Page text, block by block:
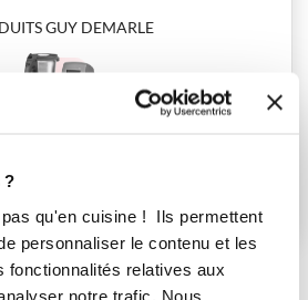
?
qu'en cuisine ! Ils permettent
personnaliser le contenu et les
fonctionnalités relatives aux
notre trafic. Nous
GUY DEMARLE